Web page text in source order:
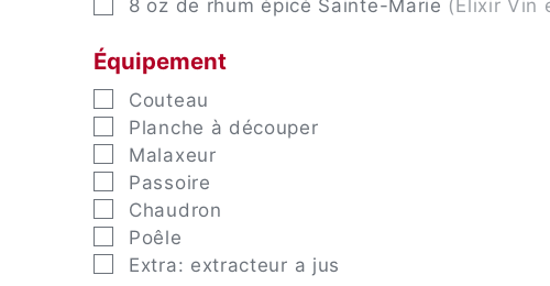
▢
8 oz de rhum épicé Sainte-Marie (Élixir Vin
Équipement
▢
Couteau
▢
Planche à découper
▢
Malaxeur
▢
Passoire
▢
Chaudron
▢
Poêle
▢
Extra: extracteur a jus